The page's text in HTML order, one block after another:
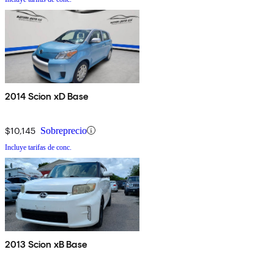
2014 Scion xD Base
$10,145 Sobreprecio
Incluye tarifas de conc.
2013 Scion xB Base